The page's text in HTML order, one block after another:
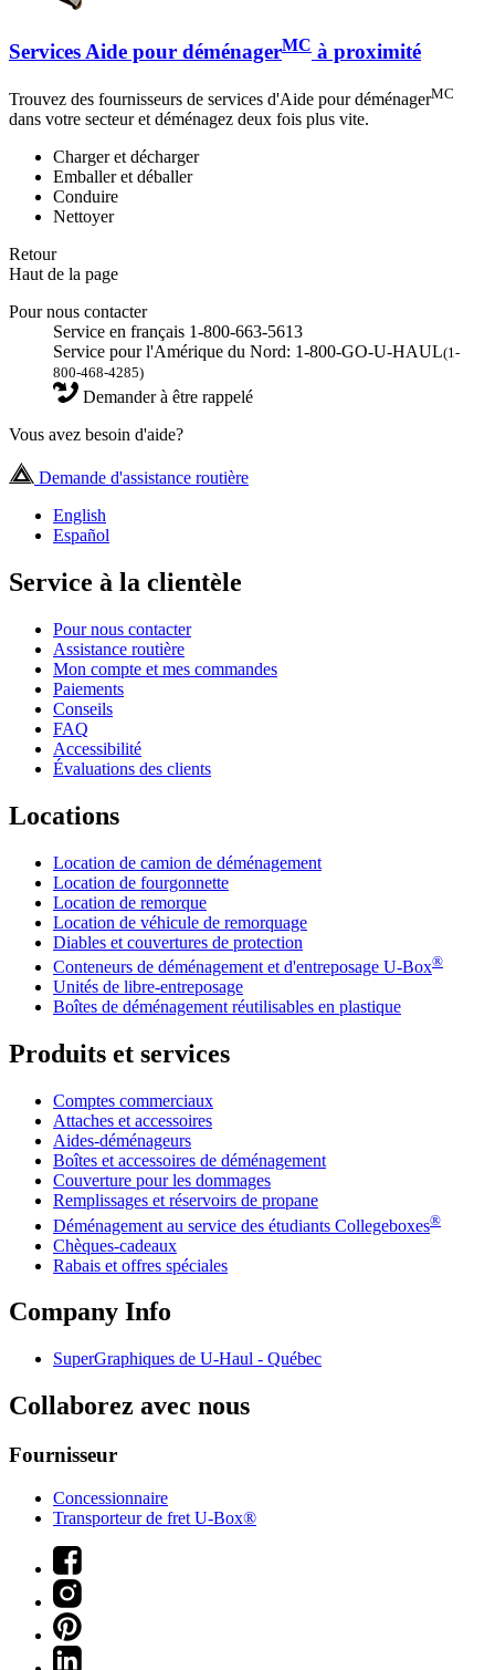
Services Aide pour déménagerMC à proximité
Trouvez des fournisseurs de services d'Aide pour déménagerMC
dans votre secteur et déménagez deux fois plus vite.
Charger et décharger
Emballer et déballer
Conduire
Nettoyer
Retour
Haut de la page
Pour nous contacter
Service en français 1-800-663-5613
Service pour l'Amérique du Nord: 1-800-GO-U-HAUL(1-
800-468-4285)
Demander à être rappelé
Vous avez besoin d'aide?
Demande d'assistance routière
English
Español
Service à la clientèle
Pour nous contacter
Assistance routière
Mon compte et mes commandes
Paiements
Conseils
FAQ
Accessibilité
Évaluations des clients
Locations
Location de camion de déménagement
Location de fourgonnette
Location de remorque
Location de véhicule de remorquage
Diables et couvertures de protection
Conteneurs de déménagement et d'entreposage U-Box®
Unités de libre-entreposage
Boîtes de déménagement réutilisables en plastique
Produits et services
Comptes commerciaux
Attaches et accessoires
Aides-déménageurs
Boîtes et accessoires de déménagement
Couverture pour les dommages
Remplissages et réservoirs de propane
Déménagement au service des étudiants Collegeboxes®
Chèques-cadeaux
Rabais et offres spéciales
Company Info
SuperGraphiques de U-Haul - Québec
Collaborez avec nous
Fournisseur
Concessionnaire
Transporteur de fret U-Box®